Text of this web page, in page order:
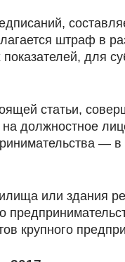
штраф в
для
статьи,
должностное
—
или здания
крупного